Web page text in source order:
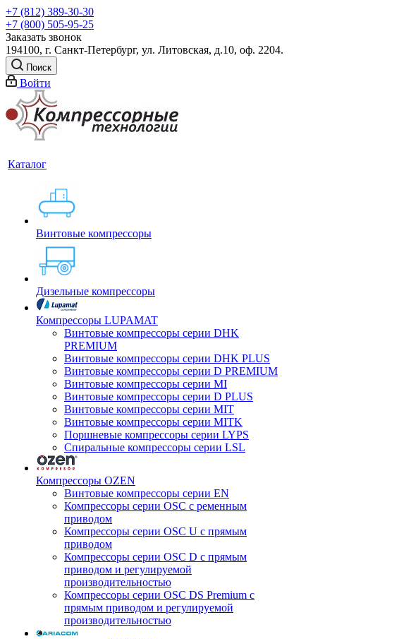
+7 (812) 389-30-30
+7 (800) 505-95-25
Заказать звонок
194100, г. Санкт-Петербург, ул. Литовская, д.10, оф. 2204.
Поиск
Войти
Каталог
Винтовые компрессоры
Дизельные компрессоры
Компрессоры LUPAMAT
Винтовые компрессоры серии DHK
PREMIUM
Винтовые компрессоры серии DHK PLUS
Винтовые компрессоры серии D PREMIUM
Винтовые компрессоры серии MI
Винтовые компрессоры серии D PLUS
Винтовые компрессоры серии MIT
Винтовые компрессоры серии MITK
Поршневые компрессоры серии LYPS
Спиральные компрессоры серии LSL
Компрессоры OZEN
Винтовые компрессоры серии EN
Компрессоры серии OSC с ременным
приводом
Компрессоры серии OSC U с прямым
приводом
Компрессоры серии OSC D с прямым
приводом и регулируемой
производительностью
Компрессоры серии OSC DS Premium с
прямым приводом и регулируемой
производительностью